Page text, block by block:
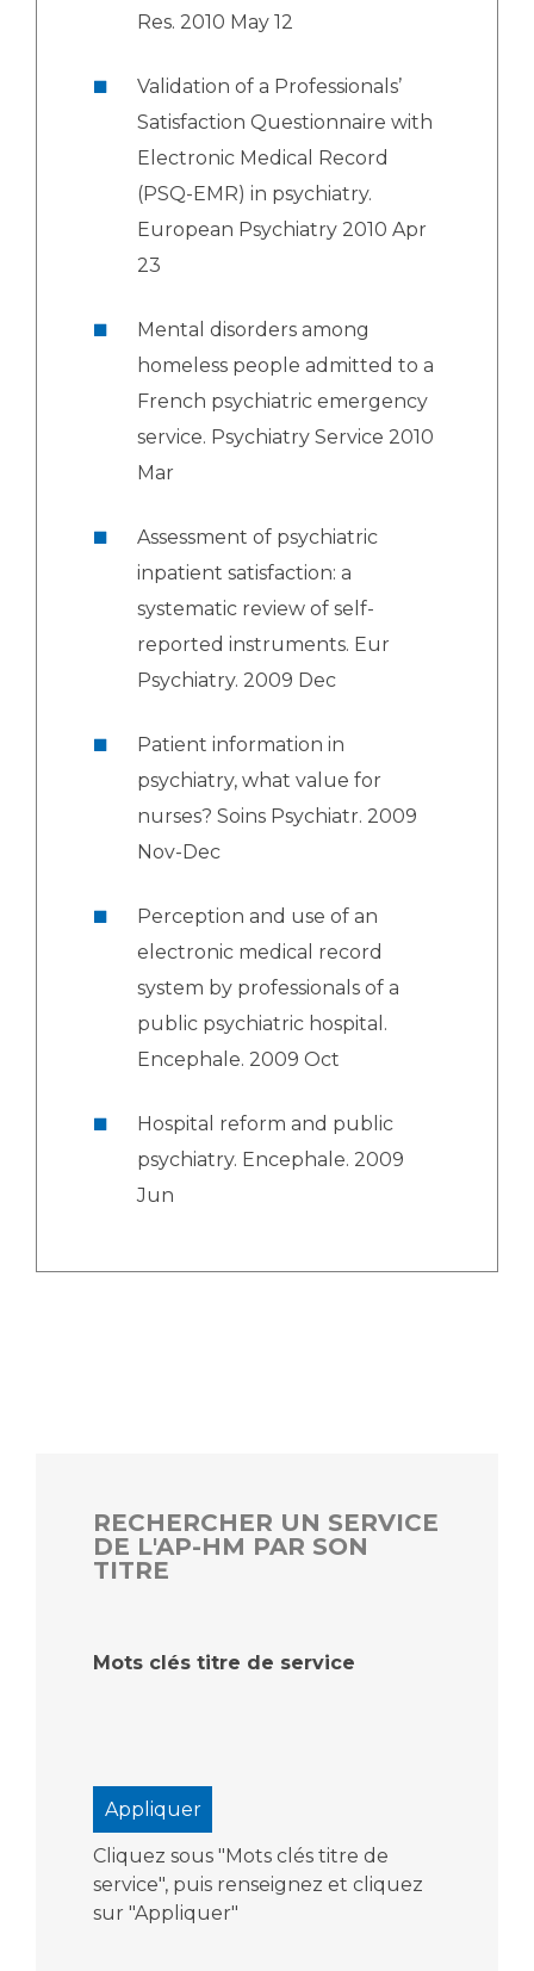
Res. 2010 May 12
Validation of a Professionals’
Satisfaction Questionnaire with
Electronic Medical Record
(PSQ-EMR) in psychiatry.
European Psychiatry 2010 Apr
23
Mental disorders among
homeless people admitted to a
French psychiatric emergency
service. Psychiatry Service 2010
Mar
Assessment of psychiatric
inpatient satisfaction: a
systematic review of self-
reported instruments. Eur
Psychiatry. 2009 Dec
Patient information in
psychiatry, what value for
nurses? Soins Psychiatr. 2009
Nov-Dec
Perception and use of an
electronic medical record
system by professionals of a
public psychiatric hospital.
Encephale. 2009 Oct
Hospital reform and public
psychiatry. Encephale. 2009
Jun
RECHERCHER UN SERVICE
DE L'AP-HM PAR SON
TITRE
Mots clés titre de service
Cliquez sous "Mots clés titre de
service", puis renseignez et cliquez
sur "Appliquer"